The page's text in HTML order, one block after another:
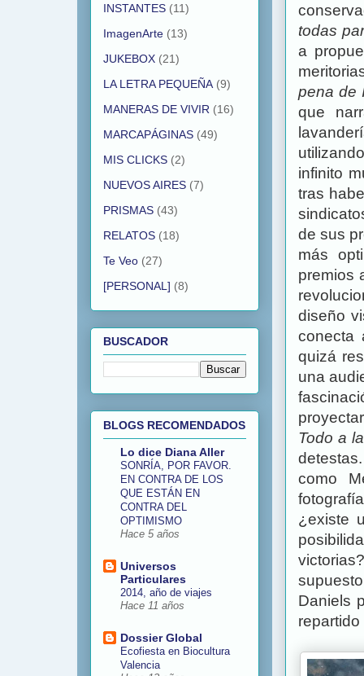
todas
a
pena de
que
infinito
tras
de sus
más
premios
diseño
conecta
quizá
una
Todo a
como
¿existe
Daniels
INSTANTES (11)
ImagenArte (13)
JUKEBOX (21)
LA LETRA PEQUEÑA (9)
MANERAS DE VIVIR (16)
MARCAPÁGINAS (49)
MIS CLICKS (2)
NUEVOS AIRES (7)
PRISMAS (43)
RELATOS (18)
Te Veo (27)
[PERSONAL] (8)
BUSCADOR
BLOGS RECOMENDADOS
Lo dice Diana Aller
SONRÍA, POR FAVOR.
EN CONTRA DE LOS
QUE ESTÁN EN
CONTRA DEL
OPTIMISMO
Hace 5 años
Universos
Particulares
2014, año de viajes
Hace 11 años
Dossier Global
Ecofiesta en Biocultura
Valencia